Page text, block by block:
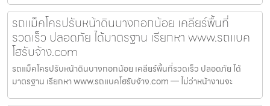
รถแม็คโครปรับหน้าดินบางกอกน้อย เคลียร์พื้นที่
รวดเร็ว ปลอดภัย ได้มาตรฐาน เรียกหา www.รถแบค
โฮรับจ้าง.com
รถแม็คโครปรับหน้าดินบางกอกน้อย เคลียร์พื้นที่รวดเร็ว ปลอดภัย ได้
มาตรฐาน เรียกหา www.รถแบคโฮรับจ้าง.com — ไม่ว่าหน้างานจะ